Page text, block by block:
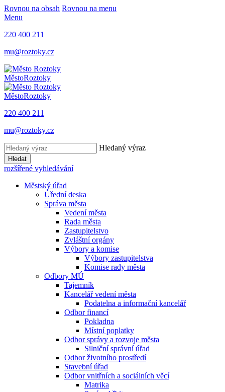
Rovnou na obsah Rovnou na menu
Menu
220 400 211
mu@roztoky.cz
MěstoRoztoky
MěstoRoztoky
220 400 211
mu@roztoky.cz
Hledaný výraz
Hledat
rozšířené vyhledávání
Městský úřad
Úřední deska
Správa města
Vedení města
Rada města
Zastupitelstvo
Zvláštní orgány
Výbory a komise
Výbory zastupitelstva
Komise rady města
Odbory MÚ
Tajemník
Kancelář vedení města
Podatelna a informační kancelář
Odbor financí
Pokladna
Místní poplatky
Odbor správy a rozvoje města
Silniční správní úřad
Odbor životního prostředí
Stavební úřad
Odbor vnitřních a sociálních věcí
Matrika